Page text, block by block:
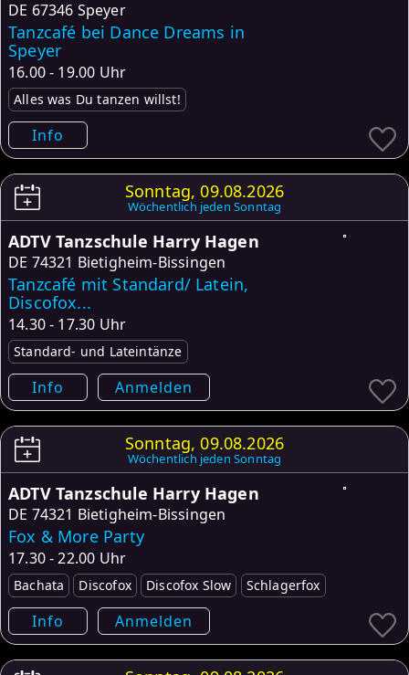
DE 67346 Speyer
Tanzcafé bei Dance Dreams in
Speyer
16.00 - 19.00 Uhr
Alles was Du tanzen willst!
Info
Sonntag, 09.08.2026
Wöchentlich jeden Sonntag
ADTV Tanzschule Harry Hagen
DE 74321 Bietigheim-Bissingen
Tanzcafé mit Standard/ Latein,
Discofox...
14.30 - 17.30 Uhr
Standard- und Lateintänze
Info Anmelden
Sonntag, 09.08.2026
Wöchentlich jeden Sonntag
ADTV Tanzschule Harry Hagen
DE 74321 Bietigheim-Bissingen
Fox & More Party
17.30 - 22.00 Uhr
Bachata Discofox Discofox Slow Schlagerfox
Info Anmelden